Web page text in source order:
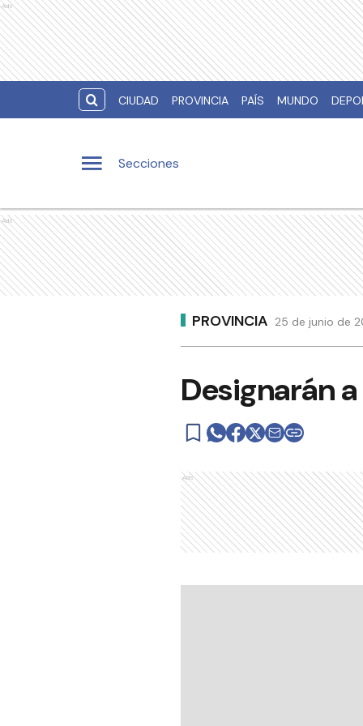
Ads
CIUDAD PROVINCIA PAÍS MUNDO
Secciones
Ads
PROVINCIA 25 de junio de
Designarán
Ads